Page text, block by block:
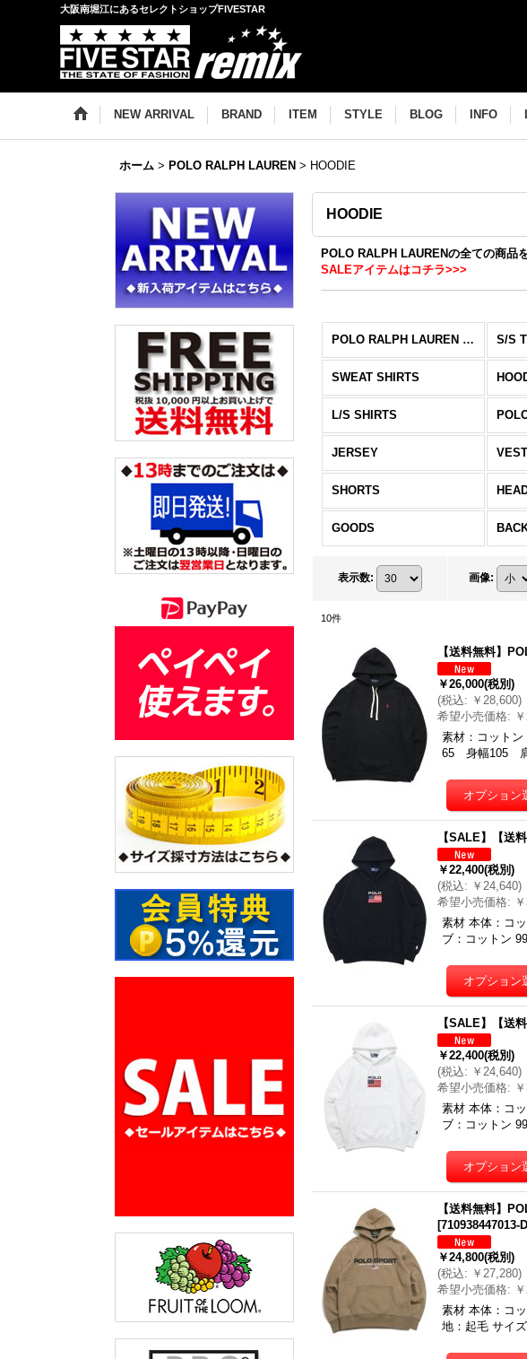
大阪南堀江にあるセレクトショップFIVESTAR
NEW ARRIVAL BRAND ITEM STYLE BLOG INFO
ホーム > POLO RALPH LAUREN > HOODIE
HOODIE
POLO RALPH LAURENの全ての商品
SALEアイテムはコチラ>>>
POLO RALPH LAUREN (全商品)S/S
SWEAT SHIRTS
L/S SHIRTS
JERSEY VEST
SHORTS
GOODS
表示数: 画像:
10件
【送料無料】
￥26,000(税別)
(税込: ￥28,600)
希望小売価格:
素材：コット
65 身幅105
【SALE】【送
￥22,400(税別)
(税込: ￥24,640)
希望小売価格:
素材 本体：コットン 83% / ポリ
ブ：コットン
【SALE】【送
￥22,400(税別)
(税込: ￥24,640)
希望小売価格:
素材 本体：コットン 83% / ポリ
ブ：コットン
【送料無料】
[710938447013-
￥24,800(税別)
(税込: ￥27,280)
希望小売価格:
素材 本体：コ
地：起毛 サイ